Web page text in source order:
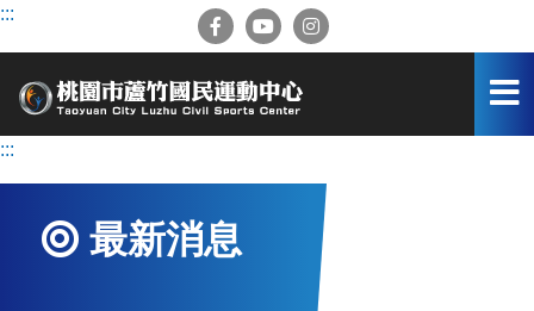
跳
容
:::
:::
最新消息